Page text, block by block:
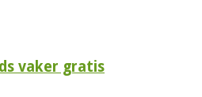
vaker gratis